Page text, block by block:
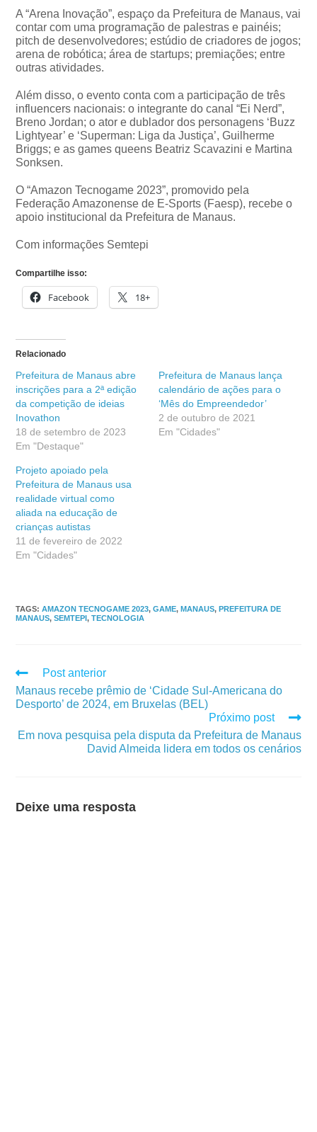
A “Arena Inovação”, espaço da Prefeitura de Manaus, vai
contar com uma programação de palestras e painéis;
pitch de desenvolvedores; estúdio de criadores de jogos;
arena de robótica; área de startups; premiações; entre
outras atividades.
Além disso, o evento conta com a participação de três
influencers nacionais: o integrante do canal “Ei Nerd”,
Breno Jordan; o ator e dublador dos personagens ‘Buzz
Lightyear’ e ‘Superman: Liga da Justiça’, Guilherme
Briggs; e as games queens Beatriz Scavazini e Martina
Sonksen.
O “Amazon Tecnogame 2023”, promovido pela
Federação Amazonense de E-Sports (Faesp), recebe o
apoio institucional da Prefeitura de Manaus.
Com informações Semtepi
Compartilhe isso:
Facebook 18+
Relacionado
Prefeitura de Manaus abre
inscrições para a 2ª edição
da competição de ideias
Inovathon
18 de setembro de 2023
Em "Destaque"
Prefeitura de Manaus lança
calendário de ações para o
‘Mês do Empreendedor’
2 de outubro de 2021
Em "Cidades"
Projeto apoiado pela
Prefeitura de Manaus usa
realidade virtual como
aliada na educação de
crianças autistas
11 de fevereiro de 2022
Em "Cidades"
TAGS:AMAZON TECNOGAME 2023, GAME, MANAUS, PREFEITURA DE
MANAUS, SEMTEPI, TECNOLOGIA
Post anterior
Manaus recebe prêmio de ‘Cidade Sul-Americana do
Desporto’ de 2024, em Bruxelas (BEL)
Próximo post
Em nova pesquisa pela disputa da Prefeitura de Manaus
David Almeida lidera em todos os cenários
Deixe uma resposta